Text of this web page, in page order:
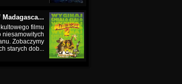
Madagasca...
filmu
niesamowitych
Zobaczymy
starych dob...